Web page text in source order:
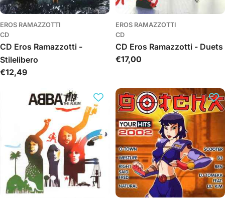
EROS RAMAZZOTTI
CD
CD Eros Ramazzotti -
Stilelibero
Įprasta
€12,49
EROS RAMAZZOTTI
CD
CD Eros Ramazzotti - Duets
Įprasta
€17,00